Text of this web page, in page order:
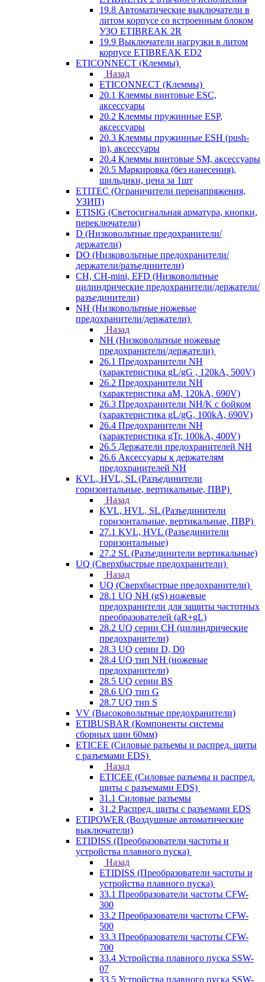
19.8 Автоматические выключатели в
литом корпусе со встроенным блоком
УЗО ETIBREAK 2R
19.9 Выключатели нагрузки в литом
корпусе ETIBREAK ED2
ETICONNECT (Клеммы)
Назад
ETICONNECT (Клеммы)
20.1 Клеммы винтовые ESC,
аксессуары
20.2 Клеммы пружинные ESP,
аксессуары
20.3 Клеммы пружинные ESH (push-
in), аксессуары
20.4 Клеммы винтовые SM, аксессуары
20.5 Маркировка (без нанесения),
шильдики, цена за 1шт
ETITEC (Ограничители перенапряжения,
УЗИП)
ETISIG (Светосигнальная арматура, кнопки,
переключатели)
D (Низковольтные предохранители/
держатели)
DO (Низковольтные предохранители/
держатели/разъединители)
CH, CH-mini, EFD (Низковольтные
цилиндрические предохранители/держатели/
разъединители)
NH (Низковольтные ножевые
предохранители/держатели)
Назад
NH (Низковольтные ножевые
предохранители/держатели)
26.1 Предохранители NH
(характеристика gL/gG , 120kA, 500V)
26.2 Предохранители NH
(характеристика aM, 120kA, 690V)
26.3 Предохранители NH/K с бойком
(характеристика gL/gG, 100kA, 690V)
26.4 Предохранители NH
(характеристика gTr, 100kA, 400V)
26.5 Держатели предохранителей NH
26.6 Аксессуары к держателям
предохранителей NH
KVL, HVL, SL (Разъединители
горизонтальные, вертикальные, ПВР)
Назад
KVL, HVL, SL (Разъединители
горизонтальные, вертикальные, ПВР)
27.1 KVL, HVL (Разъединители
горизонтальные)
27.2 SL (Разъединители вертикальные)
UQ (Сверхбыстрые предохранители)
Назад
UQ (Сверхбыстрые предохранители)
28.1 UQ NH (gS) ножевые
предохранители для защиты частотных
преобразователей (aR+gL)
28.2 UQ серии CH (цилиндрические
предохранители)
28.3 UQ серии D, D0
28.4 UQ тип NH (ножевые
предохранители)
28.5 UQ серии BS
28.6 UQ тип G
28.7 UQ тип S
VV (Высоковольтные предохранители)
ETIBUSBAR (Компоненты системы
сборных шин 60мм)
ETICEE (Силовые разъемы и распред. щиты
с разъемами EDS)
Назад
ETICEE (Силовые разъемы и распред.
щиты с разъемами EDS)
31.1 Силовые разъемы
31.2 Распред. щиты с разъемами EDS
ETIPOWER (Воздушные автоматические
выключатели)
ETIDISS (Преобразователи частоты и
устройства плавного пуска)
Назад
ETIDISS (Преобразователи частоты и
устройства плавного пуска)
33.1 Преобразователи частоты CFW-
300
33.2 Преобразователи частоты CFW-
500
33.3 Преобразователи частоты CFW-
700
33.4 Устройства плавного пуска SSW-
07
33.5 Устройства плавного пуска SSW-